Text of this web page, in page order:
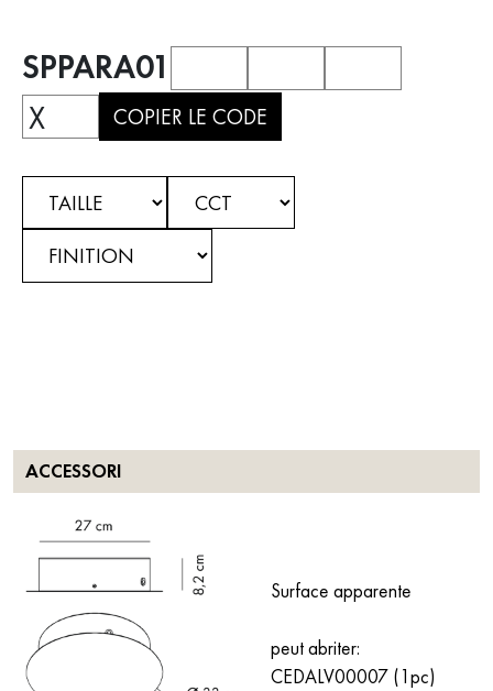
SPPARA01
X
COPIER LE CODE
ACCESSORI
Surface apparente
peut abriter:
CEDALV00007 (1pc)